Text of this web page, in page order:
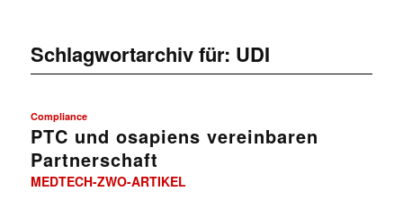
Schlagwortarchiv für: UDI
Compliance
PTC und osapiens vereinbaren
Partnerschaft
MEDTECH-ZWO-ARTIKEL